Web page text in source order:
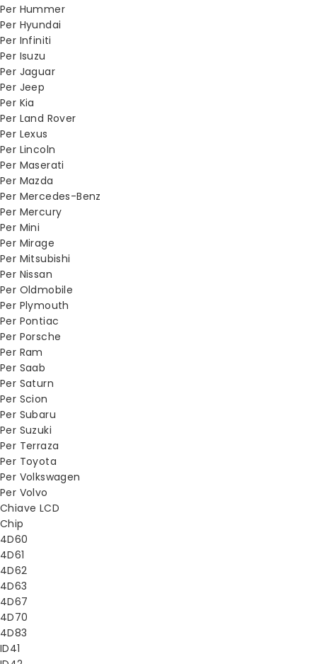
Per Hummer
Per Hyundai
Per Infiniti
Per Isuzu
Per Jaguar
Per Jeep
Per Kia
Per Land Rover
Per Lexus
Per Lincoln
Per Maserati
Per Mazda
Per Mercedes-Benz
Per Mercury
Per Mini
Per Mirage
Per Mitsubishi
Per Nissan
Per Oldmobile
Per Plymouth
Per Pontiac
Per Porsche
Per Ram
Per Saab
Per Saturn
Per Scion
Per Subaru
Per Suzuki
Per Terraza
Per Toyota
Per Volkswagen
Per Volvo
Chiave LCD
Chip
4D60
4D61
4D62
4D63
4D67
4D70
4D83
ID41